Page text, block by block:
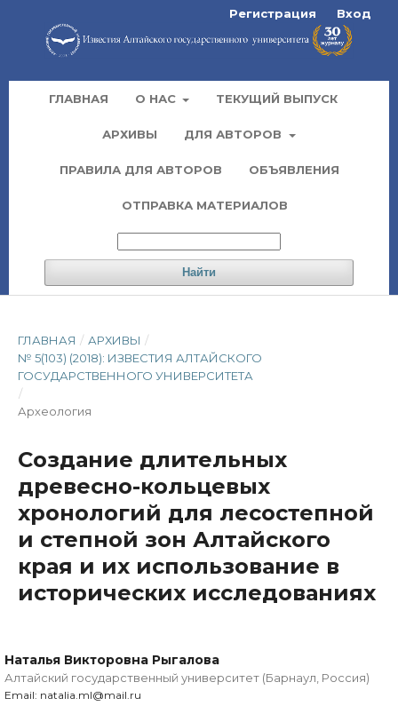
ГЛАВНАЯ О НАС ТЕКУЩИЙ ВЫПУСК
АРХИВЫ ДЛЯ АВТОРОВ
ПРАВИЛА ДЛЯ АВТОРОВ ОБЪЯВЛЕНИЯ
ОТПРАВКА МАТЕРИАЛОВ
Найти
Регистрация Вход
ГЛАВНАЯ / АРХИВЫ /
№ 5(103) (2018): ИЗВЕСТИЯ АЛТАЙСКОГО
ГОСУДАРСТВЕННОГО УНИВЕРСИТЕТА
/
Археология
Создание длительных
древесно-кольцевых
хронологий для лесостепной
и степной зон Алтайского
края и их использование в
исторических исследованиях
Наталья Викторовна Рыгалова
Алтайский государственный университет (Барнаул, Россия)
Email: natalia.ml@mail.ru